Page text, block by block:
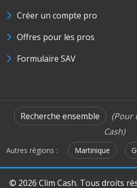
Créer un compte pro
Offres pour les pros
Formulaire SAV
Recherche ensemble
(Pour
Cash)
Autres régions : Martinique
© 2026 Clim Cash. Tous droits